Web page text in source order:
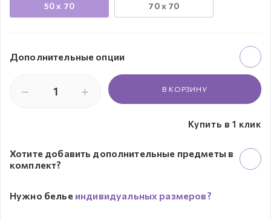
50 х 70 70 х 70
Дополнительные опции
В КОРЗИНУ
Купить в 1 клик
Хотите добавить дополнительные предметы в
комплект?
Нужно белье индивидуальных размеров?